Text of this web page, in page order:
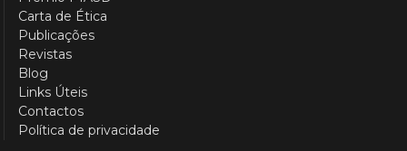
Carta de Ética
Publicações
Revistas
Blog
Links Úteis
Contactos
Política de privacidade